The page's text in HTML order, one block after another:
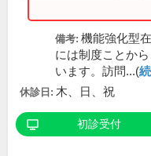
備考: 機能強化型
には制度ことか
います。訪問...(
休診日: 木、日、祝
初診受付